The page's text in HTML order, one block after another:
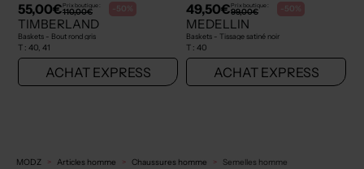
55,00€Prix boutique :
110,00€ -50%
TIMBERLAND
Baskets - Bout rond gris
T : 40, 41
ACHAT EXPRESS
49,50€Prix boutique :
99,00€ -50%
MEDELLIN
Baskets - Tissage satiné noir
T : 40
ACHAT EXPRESS
MODZ Articles homme Chaussures homme Semelles homme